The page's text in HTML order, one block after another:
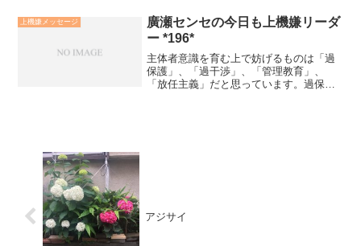
チ＋チームワークコーディネートそし
て、その土台となるハピネス...
上機嫌メッセージ
廣瀬センセの今日も上機嫌リーダ
ー *196*
主体者意識を育む上で妨げるものは「過
保護」、「過干渉」、「管理教育」、
「放任主義」だと思っています。過保護
アジサイ